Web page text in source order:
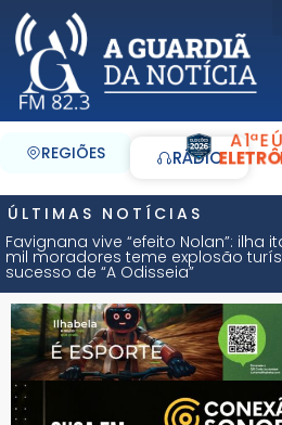
REGIÕES RÁDIO
A 1ª E
ÚLTIMAS NOTÍCIAS
Favignana vive “efeito Nolan”: ilha
mil moradores teme explosão
sucesso de “A Odisseia”